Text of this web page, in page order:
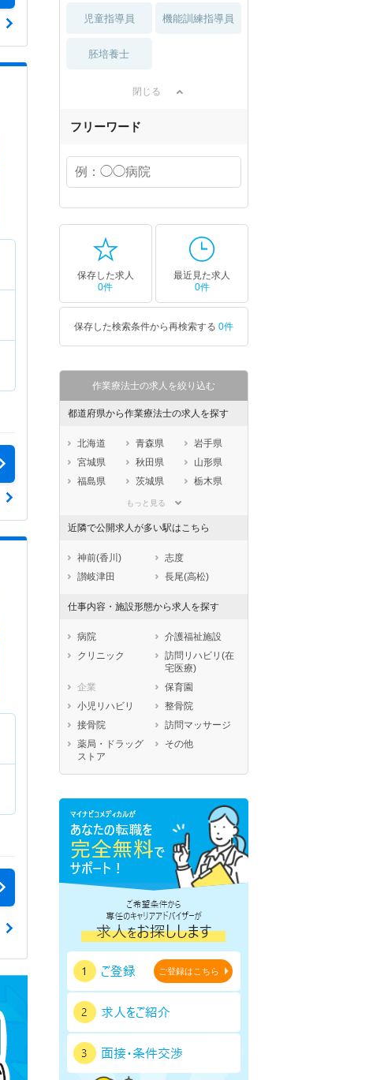
児童指導員 機能訓練指導員
胚培養士
閉じる
フリーワード
保存した求人
0件
最近見た求人
0件
保存した検索条件から再検索する 0件
作業療法士の求人を絞り込む
都道府県から作業療法士の求人を探す
北海道 青森県
岩手県
宮城県
秋田県
山形県
福島県
茨城県
栃木県
埼玉県
石川県
福井県
静岡県
愛知県
三重県
兵庫県
奈良県
和歌山県
鳥取県
島根県
岡山県
広島県
山口県
徳島県
高知県
福岡県
佐賀県
熊本県
大分県
鹿児島県
沖縄県
もっと見る
近隣で公開求人が多い駅はこちら
神前(香川)
志度
讃岐津田
長尾(高松)
仕事内容・施設形態から求人を探す
病院
介護福祉施設
クリニック
訪問リハビリ(在
宅医療)
企業
保育園
小児リハビリ
整骨院
接骨院
訪問マッサージ
薬局・ドラッグ
ストア
その他
ご登録はこちら